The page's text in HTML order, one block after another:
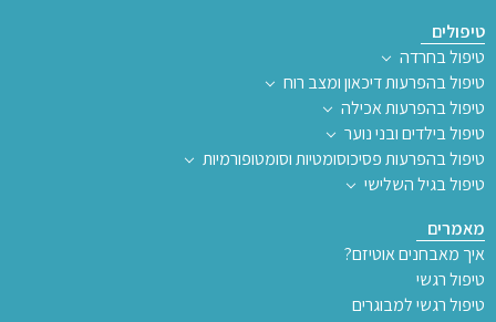
טיפולים
טיפול בחרדה
טיפול בהפרעות דיכאון ומצב רוח
טיפול בהפרעות אכילה
טיפול בילדים ובני נוער
טיפול בהפרעות פסיכוסומטיות וסומטופורמיות
טיפול בגיל השלישי
מאמרים
איך מאבחנים אוטיזם?
טיפול רגשי
טיפול רגשי למבוגרים